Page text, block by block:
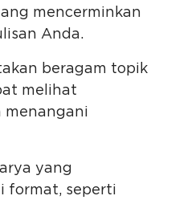
mencerminkan
Anda.
beragam topik
melihat
menangani
yang
format, seperti